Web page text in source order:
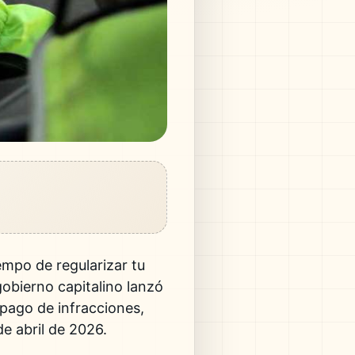
de regularizar tu
capitalino lanzó
de infracciones,
abril de 2026.